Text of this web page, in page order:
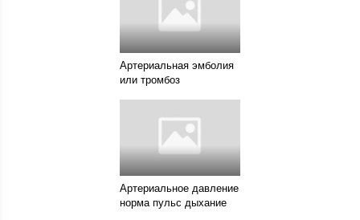
Артериальная эмболия
или тромбоз
Артериальное давление
норма пульс дыхание